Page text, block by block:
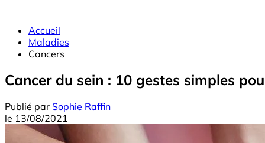
Accueil
Maladies
Cancers
Cancer du sein : 10 gestes simples
Publié par Sophie Raffin
le 13/08/2021